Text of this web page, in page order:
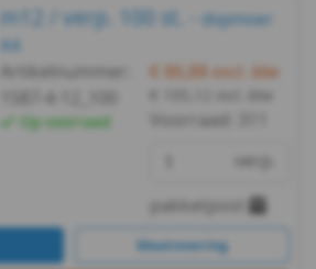
m12 / verp. 100 st. -
dopmoer
A4
Artikelnummer:
Op voorraad
€ 86,88 excl. btw
incl. btw
Voorraad:
verp.
pakketpost
Maatvoering